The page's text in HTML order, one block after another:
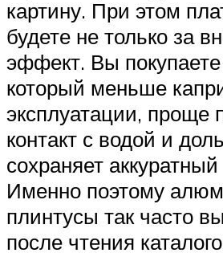
картину. При этом
будете не только за
эффект. Вы
который меньше
эксплуатации, проще
контакт с водой и
сохраняет
Именно поэтому
плинтусы так часто
после чтения